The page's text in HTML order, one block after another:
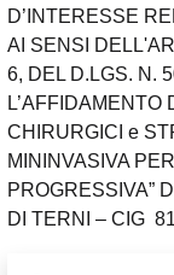
D’INTERESSE
AI SENSI
6, DEL D.LGS. N.
L’AFFIDAMENTO
CHIRURGICI e
MININVASIVA
PROGRESSIVA”
DI TERNI – CIG